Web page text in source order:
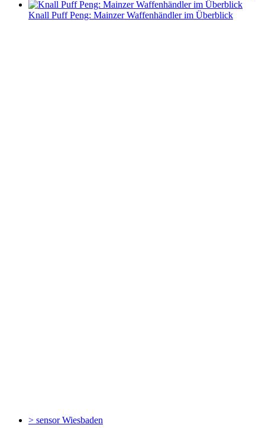
Knall Puff Peng: Mainzer Waffenhändler im Überblick
> sensorWiesbaden